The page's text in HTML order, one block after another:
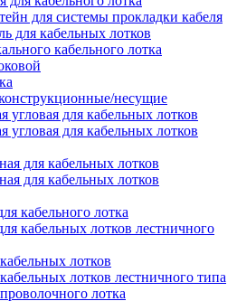
для системы прокладки кабеля
для кабельных лотков
кабельного лотка
несущие
угловая для кабельных лотков
угловая для кабельных лотков
для кабельных лотков
для кабельных лотков
кабельного лотка
кабельных лотков лестничного
лотков
лотков лестничного типа
лотка